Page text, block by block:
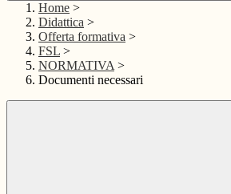
Home >
Didattica >
Offerta formativa >
FSL >
NORMATIVA >
Documenti necessari